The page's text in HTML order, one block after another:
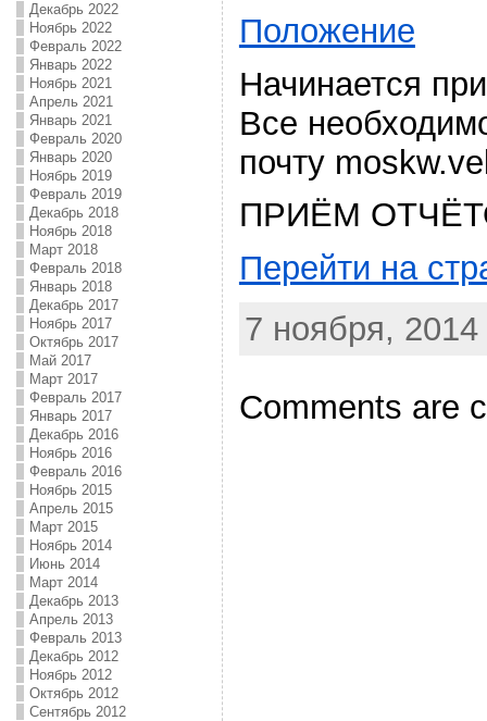
Декабрь 2022
Ноябрь 2022
Февраль 2022
Январь 2022
Ноябрь 2021
Апрель 2021
Январь 2021
Февраль 2020
Январь 2020
Ноябрь 2019
Февраль 2019
Декабрь 2018
Ноябрь 2018
Март 2018
Февраль 2018
Январь 2018
Декабрь 2017
Ноябрь 2017
Октябрь 2017
Май 2017
Март 2017
Февраль 2017
Январь 2017
Декабрь 2016
Ноябрь 2016
Февраль 2016
Ноябрь 2015
Апрель 2015
Март 2015
Ноябрь 2014
Июнь 2014
Март 2014
Декабрь 2013
Апрель 2013
Февраль 2013
Декабрь 2012
Ноябрь 2012
Октябрь 2012
Сентябрь 2012
Положение
Начинается
Все
почту
ПРИЁМ
Перейти на
7 ноября,
Comments are